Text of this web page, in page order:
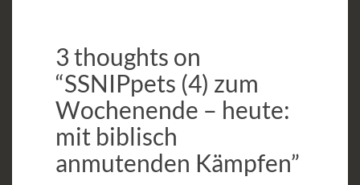
3 thoughts on
“SSNIPpets (4) zum
Wochenende – heute:
mit biblisch
anmutenden Kämpfen”